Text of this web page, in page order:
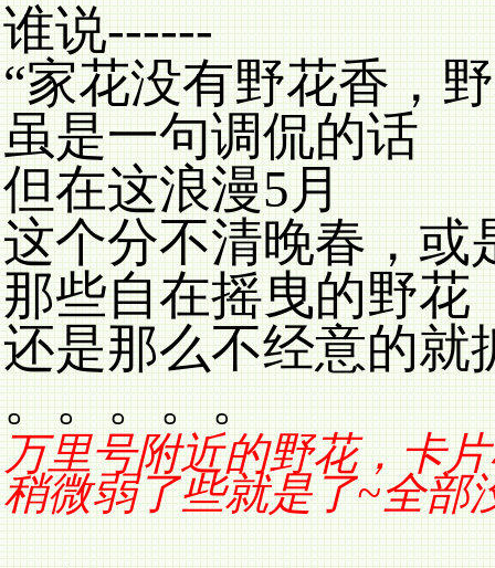
谁说------
“家花没有野花香，
虽是一句调侃的话
但在这浪漫5月
这个分不清晚春，或
那些自在摇曳的野花
还是那么不经意的就
。。。。。
万里号附近的野花，卡
稍微弱了些就是了~全部